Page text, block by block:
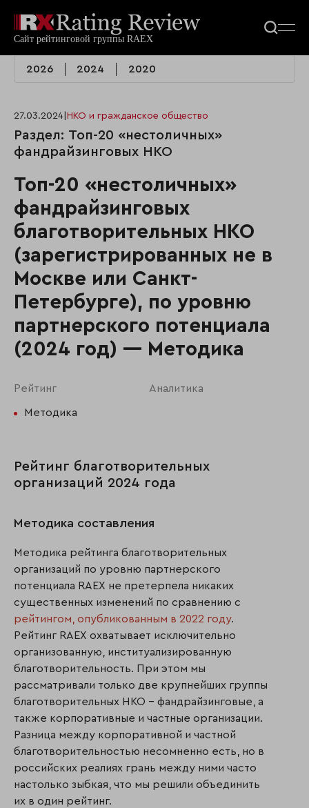
2026 2024 2020
27.03.2024 НКО и гражданское общество
Раздел: Топ-20 «нестоличных»
фандрайзинговых НКО
Топ-20 «нестоличных»
фандрайзинговых
благотворительных НКО
(зарегистрированных не в
Москве или Санкт-
Петербурге), по уровню
партнерского потенциала
(2024 год) — Методика
Рейтинг Аналитика
Методика
Рейтинг благотворительных
организаций 2024 года
Методика составления
Методика рейтинга благотворительных
организаций по уровню партнерского
потенциала RAEX не претерпела никаких
существенных изменений по сравнению с
рейтингом, опубликованным в 2022 году.
Рейтинг RAEX охватывает исключительно
организованную, институализированную
благотворительность. При этом мы
рассматривали только две крупнейших группы
благотворительных НКО – фандрайзинговые, а
также корпоративные и частные организации.
Разница между корпоративной и частной
благотворительностью несомненно есть, но в
российских реалиях грань между ними часто
настолько зыбкая, что мы решили объединить
их в один рейтинг.